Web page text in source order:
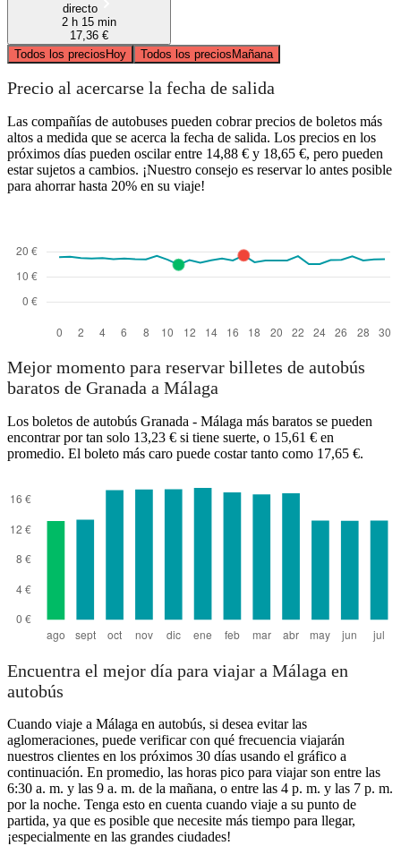
directo
2 h 15 min
17,36 €
Todos los preciosHoy Todos los preciosMañana
Precio al acercarse la fecha de salida
Las compañías de autobuses pueden cobrar precios de boletos más
altos a medida que se acerca la fecha de salida. Los precios en los
próximos días pueden oscilar entre 14,88 € y 18,65 €, pero pueden
estar sujetos a cambios. ¡Nuestro consejo es reservar lo antes posible
para ahorrar hasta 20% en su viaje!
Mejor momento para reservar billetes de autobús
baratos de Granada a Málaga
Los boletos de autobús Granada - Málaga más baratos se pueden
encontrar por tan solo 13,23 € si tiene suerte, o 15,61 € en
promedio. El boleto más caro puede costar tanto como 17,65 €.
Encuentra el mejor día para viajar a Málaga en
autobús
Cuando viaje a Málaga en autobús, si desea evitar las
aglomeraciones, puede verificar con qué frecuencia viajarán
nuestros clientes en los próximos 30 días usando el gráfico a
continuación. En promedio, las horas pico para viajar son entre las
6:30 a. m. y las 9 a. m. de la mañana, o entre las 4 p. m. y las 7 p. m.
por la noche. Tenga esto en cuenta cuando viaje a su punto de
partida, ya que es posible que necesite más tiempo para llegar,
¡especialmente en las grandes ciudades!